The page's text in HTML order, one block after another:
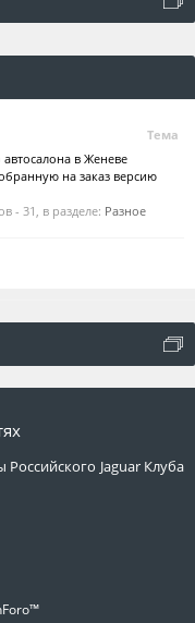
Тема
в Женеве
на заказ версию
- 31, в разделе: Разное
оват
Jaguar Клуба